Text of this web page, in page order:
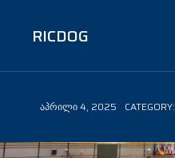
RICDOG
ᲐᲞᲠᲘᲚᲘ 4, 2025 CATEGORY: